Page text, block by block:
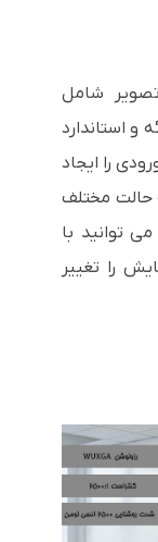
شامل
و استاندارد
را ایجاد
حالت مختلف
توانید با
را تغییر